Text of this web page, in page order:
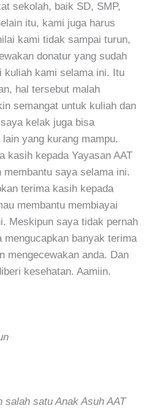
sekolah, baik SD, SMP,
itu, kami juga harus
kami tidak sampai turun,
donatur yang sudah
kuliah kami selama ini. Itu
hal tersebut malah
semangat untuk kuliah dan
kelak juga bisa
yang kurang mampu.
kasih kepada Yayasan AAT
membantu saya selama ini.
terima kasih kepada
membantu membiayai
Meskipun saya tidak pernah
mengucapkan banyak terima
mengecewakan anda. Dan
kesehatan. Aamiin.
salah satu Anak Asuh AAT